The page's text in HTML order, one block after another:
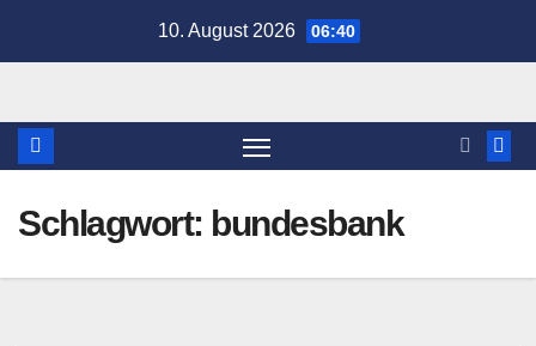
10. August 2026 06:40
Schlagwort: bundesbank